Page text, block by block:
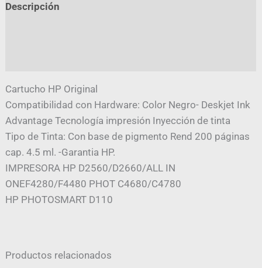
Descripción
Cartucho HP Original
Compatibilidad con Hardware: Color Negro- Deskjet Ink
Advantage Tecnología impresión Inyección de tinta
Tipo de Tinta: Con base de pigmento Rend 200 páginas
cap. 4.5 ml. -Garantia HP.
IMPRESORA HP D2560/D2660/ALL IN
ONEF4280/F4480 PHOT C4680/C4780
HP PHOTOSMART D110
Productos relacionados